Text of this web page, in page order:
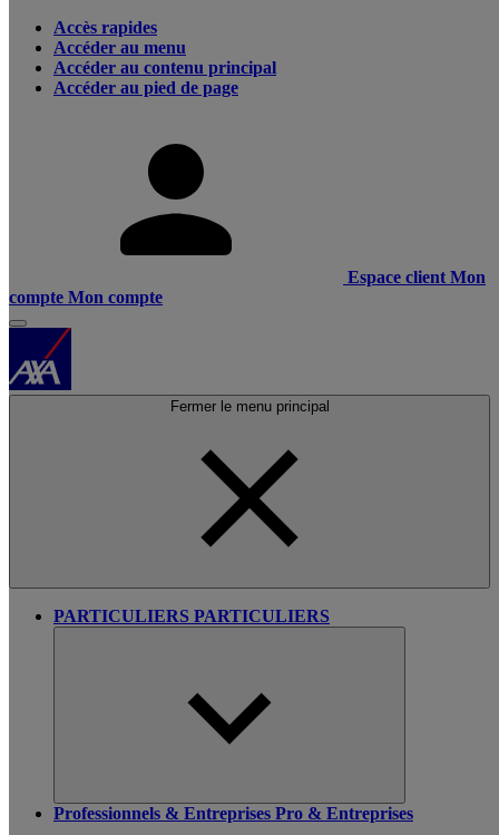
Accès rapides
Accéder au menu
Accéder au contenu principal
Accéder au pied de page
Espace client Mon
compte Mon compte
Fermer le menu principal
PARTICULIERS PARTICULIERS
Professionnels & Entreprises Pro & Entreprises